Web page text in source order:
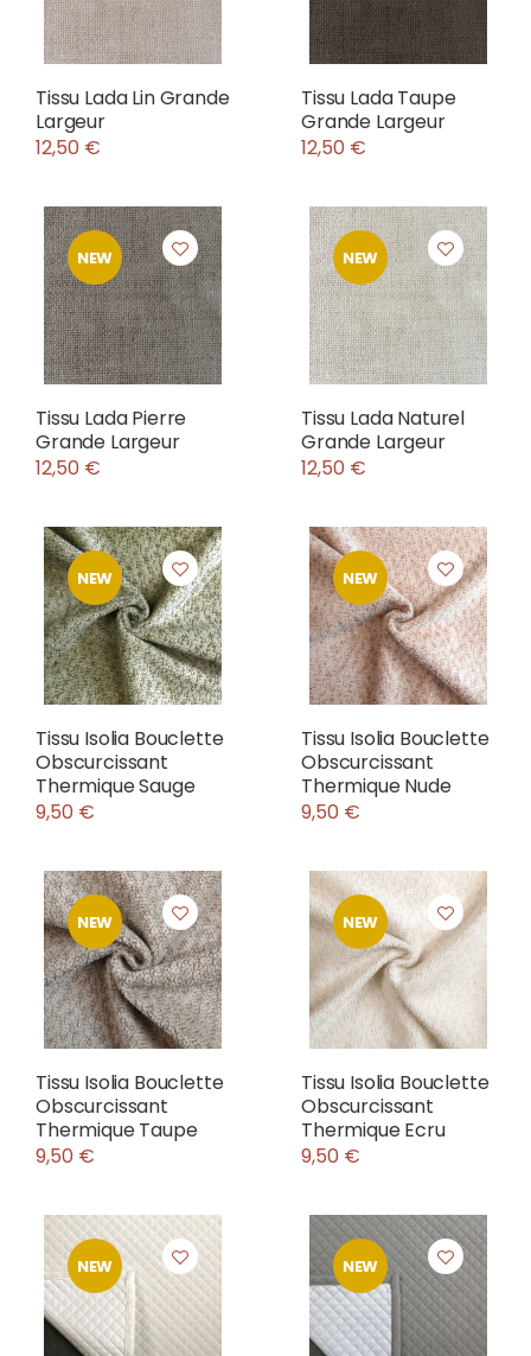
Tissu Lada Lin Grande
Largeur
12,50 €
Tissu Lada Taupe
Grande Largeur
12,50 €
NEW
Tissu Lada Pierre
Grande Largeur
12,50 €
NEW
Tissu Lada Naturel
Grande Largeur
12,50 €
NEW
Tissu Isolia Bouclette
Obscurcissant
Thermique Sauge
9,50 €
NEW
Tissu Isolia Bouclette
Obscurcissant
Thermique Nude
9,50 €
NEW
Tissu Isolia Bouclette
Obscurcissant
Thermique Taupe
9,50 €
NEW
Tissu Isolia Bouclette
Obscurcissant
Thermique Ecru
9,50 €
NEW NEW